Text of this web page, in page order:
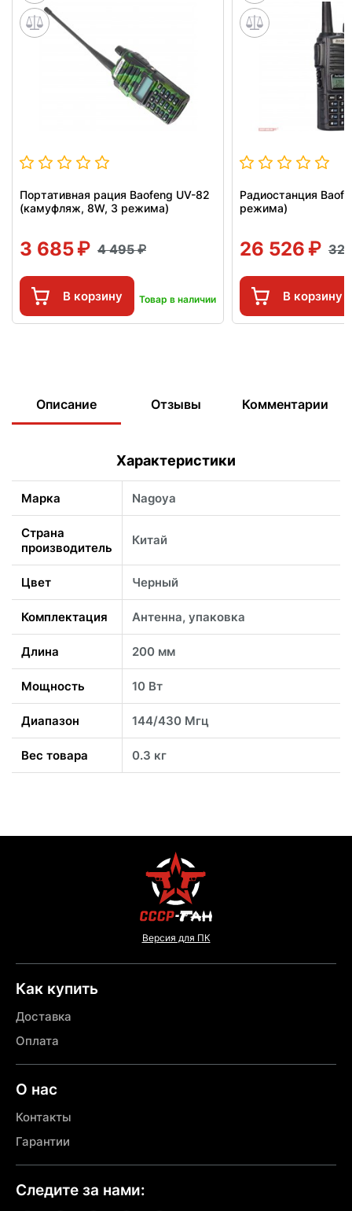
Портативная рация Baofeng UV-82
(камуфляж, 8W, 3 режима)
3 685 4 495
В корзину Товар в наличии
Радиостанция
режима)
26 526 32
В корзину
Описание Отзывы Комментарии
Характеристики
Марка Nagoya
Страна
производитель
Китай
Цвет Черный
Комплектация Антенна, упаковка
Длина 200 мм
Мощность 10 Вт
Диапазон 144/430 Мгц
Вес товара 0.3 кг
Версия для ПК
Как купить
Доставка
Оплата
О нас
Контакты
Гарантии
Следите за нами: